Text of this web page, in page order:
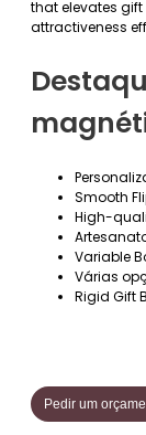
that elevates
attractiveness
Smooth
High-
Variable
Várias
Rigid Gift
Pedir um